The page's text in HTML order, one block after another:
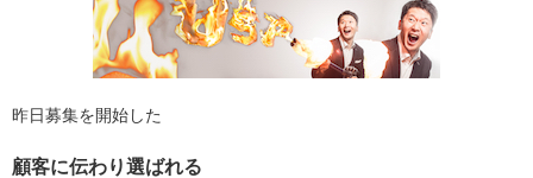
昨日募集を開始した
顧客に伝わり選ばれる